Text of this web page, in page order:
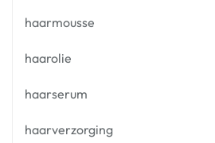
haarmousse
haarolie
haarserum
haarverzorging